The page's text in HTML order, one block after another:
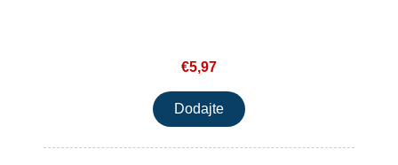
€5,97